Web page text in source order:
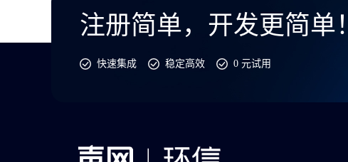
注册简单，开发更简单！
快速集成 稳定高效 0 元试用